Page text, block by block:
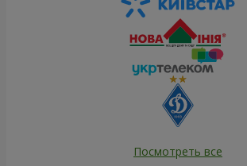
Посмотреть все